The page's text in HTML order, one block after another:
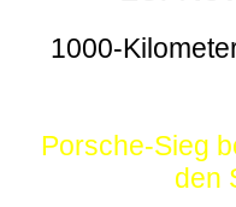
1000-
Porsche-Sieg
den